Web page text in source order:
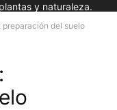
y naturaleza.
preparación del suelo